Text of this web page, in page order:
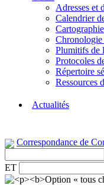
Adresses et
Calendrier
Cartographie
Chronologie
Plumitifs de
Protocoles
Répertoire
Ressources
Actualités
Correspondance de
ET